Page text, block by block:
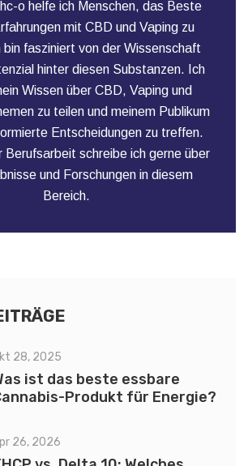
o helfe ich Menschen, das Beste
mit CBD und Vaping zu
bin fasziniert von der Wissenschaft
hinter diesen Substanzen. Ich
Wissen über CBD, Vaping und
zu teilen und meinem Publikum
Entscheidungen zu treffen.
Berufsarbeit schreibe ich gerne über
und Forschungen in diesem
Bereich.
28, 2025
ist das beste essbare
Produkt für Energie?
26, 2026